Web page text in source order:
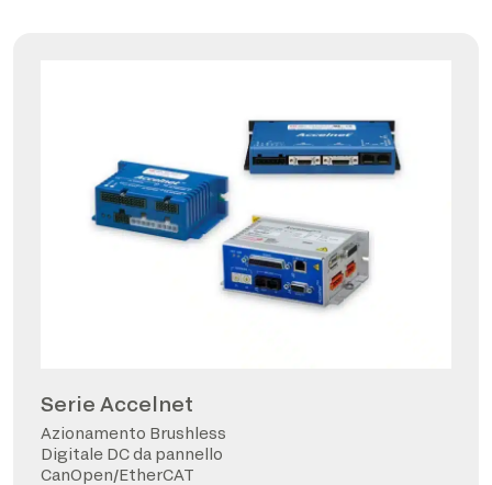
Serie Accelnet
Azionamento Brushless
Digitale DC da pannello
CanOpen/EtherCAT